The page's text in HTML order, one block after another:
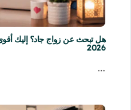
هل تبحث عن زواج جاد؟ إليك
2026
…